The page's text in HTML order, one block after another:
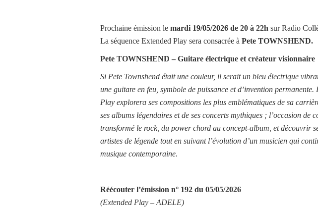
Prochaine émission le mardi 19/05/2026 de 20 à 22h sur Radio
La séquence Extended Play sera consacrée à Pete TOWNSHEND.
Pete TOWNSHEND – Guitare électrique et créateur visionnaire
Si Pete Townshend était une couleur, il serait un bleu électrique
une guitare en feu, symbole de puissance et d’invention
Play explorera ses compositions les plus emblématiques de sa
ses albums légendaires et de ses concerts mythiques ; l’occasion de
transformé le rock, du power chord au concept-album, et découvrir
artistes de légende tout en suivant l’évolution d’un musicien qui
musique contemporaine.
Réécouter l’émission n° 192 du 05/05/2026
(Extended Play – ADELE)